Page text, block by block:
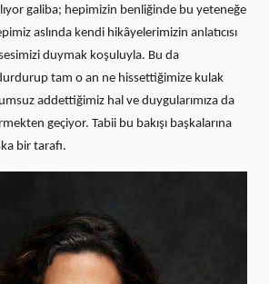
galiba; hepimizin benliğinde bu yeteneğe
aslında kendi hikâyelerimizin anlatıcısı
duymak koşuluyla. Bu da
tam o an ne hissettiğimize kulak
addettiğimiz hal ve duygularımıza da
geçiyor. Tabii bu bakışı başkalarına
bir tarafı.